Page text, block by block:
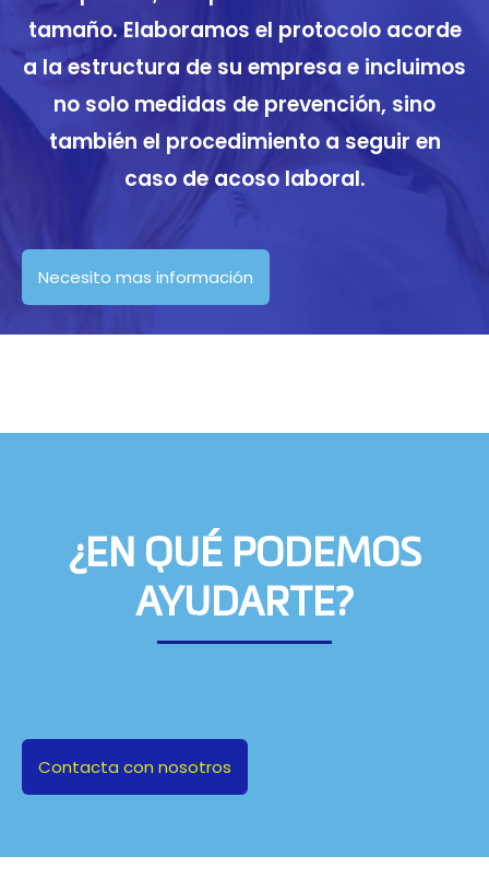
tamaño. Elaboramos el protocolo acorde
a la estructura de su empresa e incluimos
no solo medidas de prevención, sino
también el procedimiento a seguir en
caso de acoso laboral.
Necesito mas información
¿EN QUÉ PODEMOS
AYUDARTE?
Contacta con nosotros